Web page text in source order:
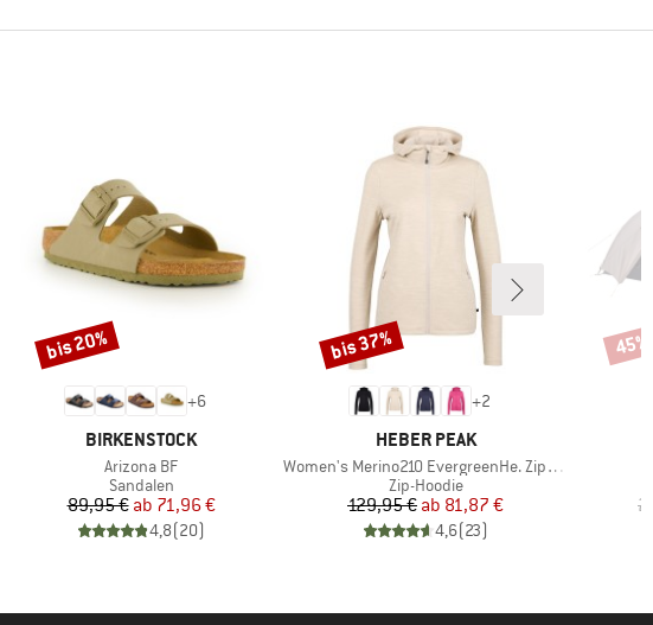
+6
MARKE
BIRKENSTOCK
Artikel
Arizona BF
Produktgruppe
Sandalen
Preis
89,95 € reduzierter Preis
ab 71,96 €
4,8(20)
Rabatt
bis 20%
+2
MARKE
HEBER PEAK
Artikel
Women's Merino210 EvergreenHe. Zip Hoody
Produktgruppe
Zip-Hoodie
Preis
129,95 € reduzierter Preis
ab 81,87 €
4,6(23)
Rabatt
bis 37% 45%